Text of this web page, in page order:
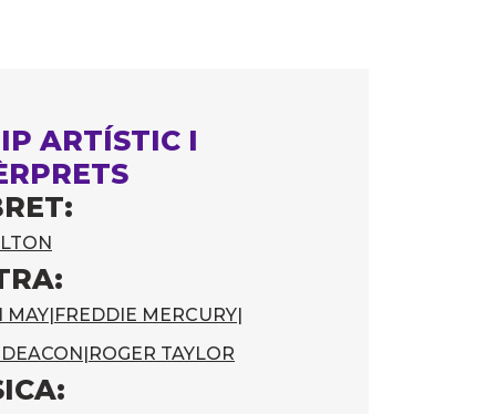
ARTÍSTIC I
MAY|FREDDIE MERCURY|
|ROGER TAYLOR